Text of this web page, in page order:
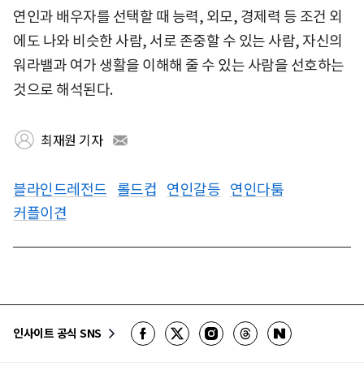
연인과 배우자를 선택할 때 능력, 외모, 경제력 등 조건 외
에도 나와 비슷한 사람, 서로 존중할 수 있는 사람, 자신의
워라밸과 여가 생활을 이해해 줄 수 있는 사람을 선호하는
것으로 해석된다.
최재원 기자
블라인드레전드 롤드컵 연인갈등 연인다툼
커플이견
인사이트 공식 SNS